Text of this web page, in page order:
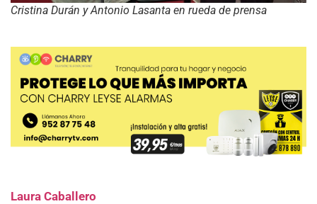
Cristina Durán y Antonio Lasanta en rueda de prensa
Laura Caballero